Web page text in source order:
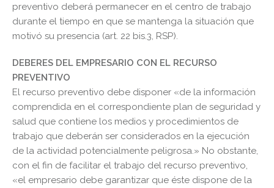
preventivo deberá permanecer en el centro de trabajo
durante el tiempo en que se mantenga la situación que
motivó su presencia (art. 22 bis.3, RSP).
DEBERES DEL EMPRESARIO CON EL RECURSO
PREVENTIVO
El recurso preventivo debe disponer «de la información
comprendida en el correspondiente plan de seguridad y
salud que contiene los medios y procedimientos de
trabajo que deberán ser considerados en la ejecución
de la actividad potencialmente peligrosa.» No obstante,
con el fin de facilitar el trabajo del recurso preventivo,
«el empresario debe garantizar que éste dispone de la